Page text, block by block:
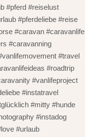
#pferd #reiselust
#pferdeliebe #reise
#caravan #caravanlife
#caravanning
#travel
#roadtrip
#vanlifeproject
#instatravel
#mitty #hunde
#instadog
#urlaub